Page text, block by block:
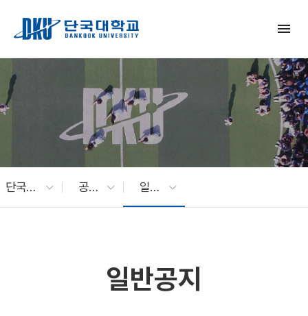
menu
단국대 소식 공지사항 일반공지
일반공지